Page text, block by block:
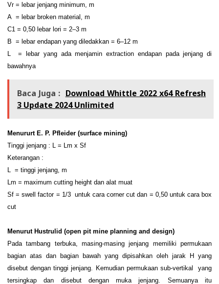
Vr = lebar jenjang minimum, m
A = lebar broken material, m
C1 = 0,50 lebar lori = 2–3 m
B = lebar endapan yang diledakkan = 6–12 m
L = lebar yang ada menjamin extraction endapan pada jenjang di
bawahnya
Baca Juga : Download Whittle 2022 x64 Refresh
3 Update 2024 Unlimited
Menururt E. P. Pfleider (surface mining)
Tinggi jenjang : L = Lm x Sf
Keterangan :
L = tinggi jenjang, m
Lm = maximum cutting height dan alat muat
Sf = swell factor = 1/3 untuk cara corner cut dan = 0,50 untuk cara box
cut
Menurut Hustrulid (open pit mine planning and design)
Pada tambang terbuka, masing-masing jenjang memiliki permukaan
bagian atas dan bagian bawah yang dipisahkan oleh jarak H yang
disebut dengan tinggi jenjang. Kemudian permukaan sub-vertikal yang
tersingkap dan disebut dengan muka jenjang. Semuanya itu